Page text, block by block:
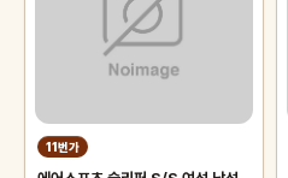
11번가